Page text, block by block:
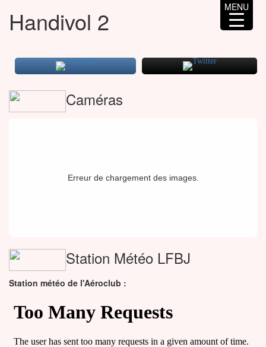
Handivol 2
Caméras
Erreur de chargement des images.
Station Météo LFBJ
Station météo de l'Aéroclub :
MENU